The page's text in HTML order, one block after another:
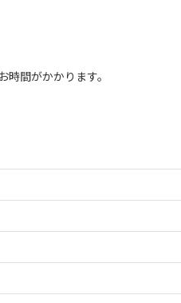
間がかかります。